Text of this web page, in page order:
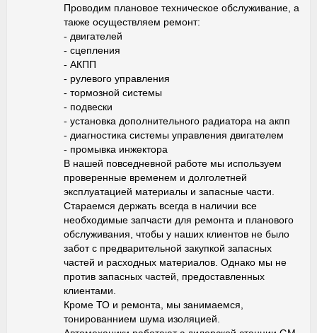
Проводим плановое техническое обслуживание, а
также осуществляем ремонт:
- двигателей
- сцепления
- AКПП
- рулевого управления
- тормозной системы
- подвески
- установка дополнительного радиатора на акпп
- диагностика системы управления двигателем
- промывка инжектора
В нашей повседневной работе мы используем
проверенные временем и долголетней
эксплуатацией материалы и запасные части.
Стараемся держать всегда в наличии все
необходимые запчасти для ремонта и планового
обслуживания, чтобы у наших клиентов не было
забот с предварительной закупкой запасных
частей и расходных материалов. Однако мы не
против запасных частей, предоставленных
клиентами.
Кроме ТО и ремонта, мы занимаемся,
тонированнием шума изоляцией.